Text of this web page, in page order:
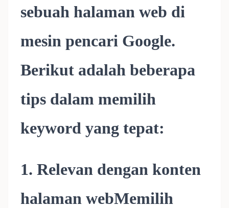
sebuah halaman web di
mesin pencari Google.
Berikut adalah beberapa
tips dalam memilih
keyword yang tepat:
1. Relevan dengan konten
halaman webMemilih